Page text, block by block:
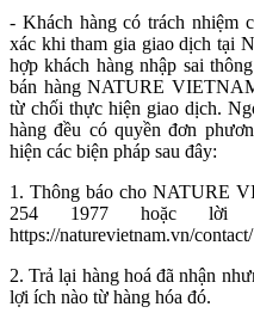
- Khách hàng có trách nhiệm
xác khi tham gia giao dịch tại
hợp khách hàng nhập sai
bán hàng NATURE
từ chối thực hiện giao dịch.
hàng đều có quyền đơn
hiện các biện pháp sau đây:
1. Thông báo cho NATURE
254 1977 hoặc lời
https://naturevietnam.vn/contact/
2. Trả lại hàng hoá đã nhận
lợi ích nào từ hàng hóa đó.